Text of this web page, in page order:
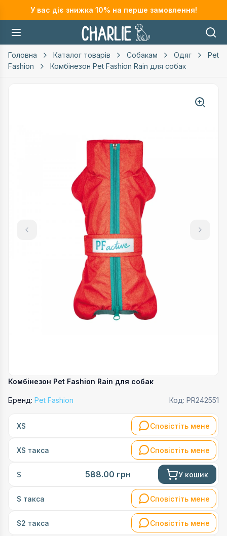
У вас діє знижка 10% на перше замовлення!
Головна Каталог товарів Собакам Одяг
Pet
Fashion
Комбінезон Pet Fashion Rain для собак
Комбінезон Pet Fashion Rain для собак
Бренд: Pet Fashion Код: PR242551
XS Сповістіть мене
XS такса Сповістіть мене
S 588.00 грн У кошик
S такса Сповістіть мене
S2 такса Сповістіть мене